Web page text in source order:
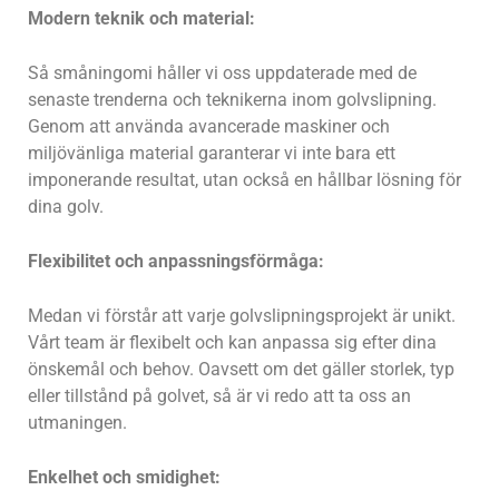
Modern teknik och material:
Så småningomi håller vi oss uppdaterade med de
senaste trenderna och teknikerna inom golvslipning.
Genom att använda avancerade maskiner och
miljövänliga material garanterar vi inte bara ett
imponerande resultat, utan också en hållbar lösning för
dina golv.
Flexibilitet och anpassningsförmåga:
Medan vi förstår att varje golvslipningsprojekt är unikt.
Vårt team är flexibelt och kan anpassa sig efter dina
önskemål och behov. Oavsett om det gäller storlek, typ
eller tillstånd på golvet, så är vi redo att ta oss an
utmaningen.
Enkelhet och smidighet: